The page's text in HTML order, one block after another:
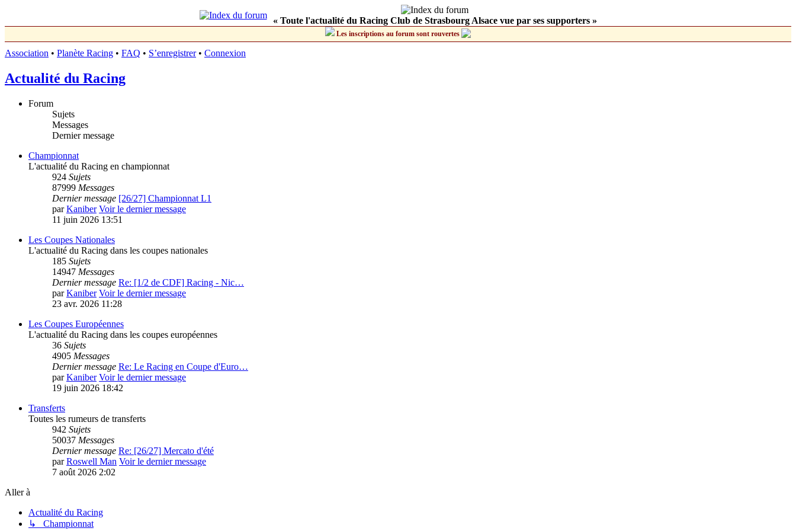
« Toute l'actualité du Racing Club de Strasbourg Alsace vue par ses supporters »
Les inscriptions au forum sont rouvertes
Association • Planète Racing • FAQ • S’enregistrer• Connexion
Actualité du Racing
Forum
Sujets
Messages
Dernier message
Championnat
L'actualité du Racing en championnat
924 Sujets
87999 Messages
Dernier message [26/27] Championnat L1
parKaniber Voir le dernier message
11 juin 2026 13:51
Les Coupes Nationales
L'actualité du Racing dans les coupes nationales
185 Sujets
14947 Messages
Dernier message Re: [1/2 de CDF] Racing - Nic…
parKaniber Voir le dernier message
23 avr. 2026 11:28
Les Coupes Européennes
L'actualité du Racing dans les coupes européennes
36 Sujets
4905 Messages
Dernier message Re: Le Racing en Coupe d'Euro…
parKaniber Voir le dernier message
19 juin 2026 18:42
Transferts
Toutes les rumeurs de transferts
942 Sujets
50037 Messages
Dernier message Re: [26/27] Mercato d'été
parRoswell Man Voir le dernier message
7 août 2026 2:02
Aller à
Actualité du Racing
↳ Championnat